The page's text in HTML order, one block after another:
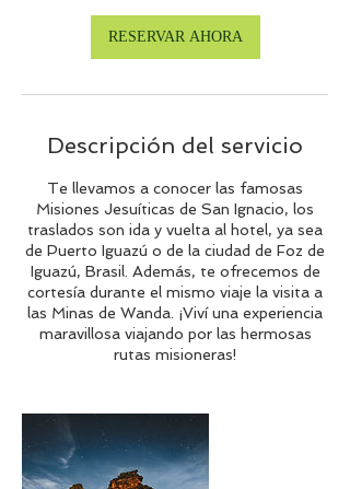
RESERVAR AHORA
Descripción del servicio
Te llevamos a conocer las famosas
Misiones Jesuíticas de San Ignacio, los
traslados son ida y vuelta al hotel, ya sea
de Puerto Iguazú o de la ciudad de Foz de
Iguazú, Brasil. Además, te ofrecemos de
cortesía durante el mismo viaje la visita a
las Minas de Wanda. ¡Viví una experiencia
maravillosa viajando por las hermosas
rutas misioneras!